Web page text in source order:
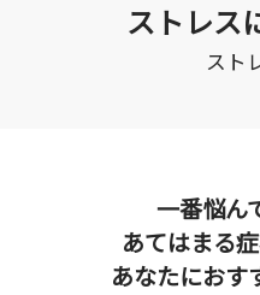
ストレス
スト
一番悩ん
あてはまる
あなたにおす